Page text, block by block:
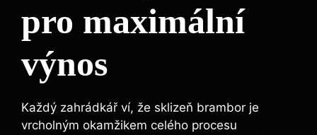
pro maximální
výnos
Každý zahrádkář ví, že sklizeň brambor je
vrcholným okamžikem celého procesu